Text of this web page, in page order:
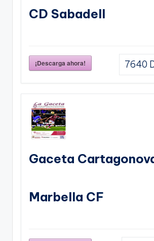
CD Sabadell
¡Descarga ahora! 7640
Gaceta
Marbella CF